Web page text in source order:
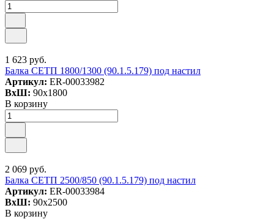
1 623 руб.
Балка СЕТП 1800/1300 (90.1.5.179) под настил
Артикул: ER-00033982
ВxШ: 90x1800
В корзину
2 069 руб.
Балка СЕТП 2500/850 (90.1.5.179) под настил
Артикул: ER-00033984
ВxШ: 90x2500
В корзину